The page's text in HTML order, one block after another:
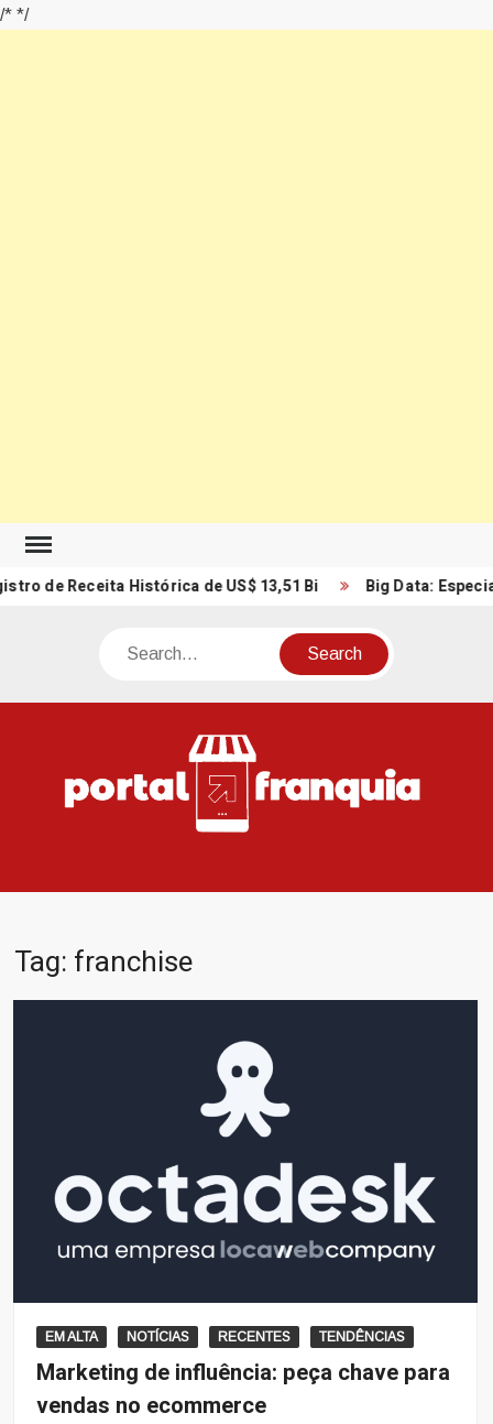
/* */
Skip
content
Receita Histórica de US$ 13,51 Bi Big Data: Especialista
Search
Tag: franchise
EM ALTA NOTÍCIAS RECENTES TENDÊNCIAS
Marketing de influência: peça chave para
vendas no ecommerce